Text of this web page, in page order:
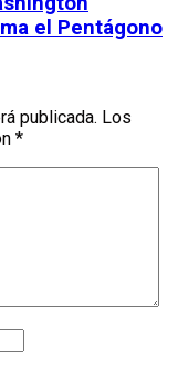
el Pentágono
publicada. Los
*